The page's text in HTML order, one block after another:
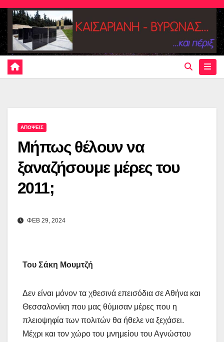
Skip
content
ΑΠΟΨΕΙΣ
Μήπως θέλουν να
ξαναζήσουμε μέρες του
2011;
ΦΕΒ 29, 2024
Του Σάκη Μουμτζή
Δεν είναι μόνον τα χθεσινά επεισόδια σε Αθήνα και
Θεσσαλονίκη που μας θύμισαν μέρες που η
πλειοψηφία των πολιτών θα ήθελε να ξεχάσει.
Μέχρι και τον χώρο του μνημείου του Αγνώστου